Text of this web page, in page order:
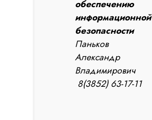
обеспечению
информационной
безопасности
Паньков
Александр
Владимирович
8(3852) 63-17-11